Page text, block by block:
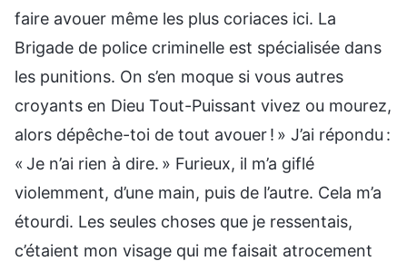
faire avouer même les plus coriaces ici. La
Brigade de police criminelle est spécialisée dans
les punitions. On s’en moque si vous autres
croyants en Dieu Tout-Puissant vivez ou mourez,
alors dépêche-toi de tout avouer ! » J’ai répondu :
« Je n’ai rien à dire. » Furieux, il m’a giflé
violemment, d’une main, puis de l’autre. Cela m’a
étourdi. Les seules choses que je ressentais,
c’étaient mon visage qui me faisait atrocement